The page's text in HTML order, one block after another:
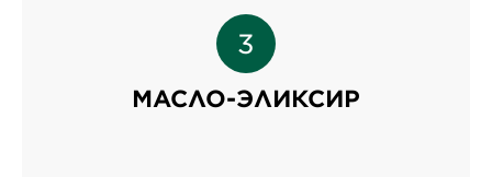
МАСЛО-ЭЛИКСИР